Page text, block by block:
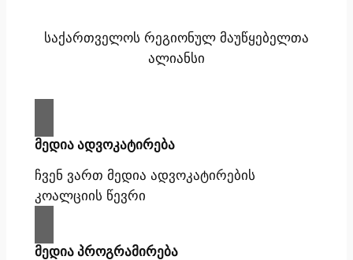
საქართველოს რეგიონულ მაუწყებელთა
ალიანსი
მედია ადვოკატირება
ჩვენ ვართ მედია ადვოკატირების
კოალციის წევრი
მედია პროგრამირება